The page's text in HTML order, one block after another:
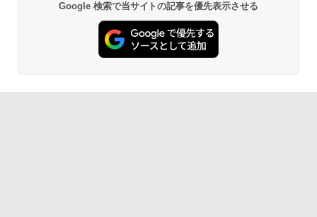
Google 検索で当サイトの記事を優先表示させる